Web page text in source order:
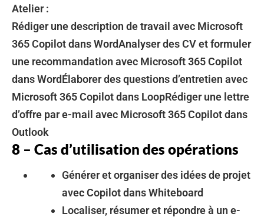
Atelier :
Rédiger une description de travail avec Microsoft
365 Copilot dans WordAnalyser des CV et formuler
une recommandation avec Microsoft 365 Copilot
dans WordÉlaborer des questions d’entretien avec
Microsoft 365 Copilot dans LoopRédiger une lettre
d’offre par e-mail avec Microsoft 365 Copilot dans
Outlook
8 – Cas d’utilisation des opérations
Générer et organiser des idées de projet
avec Copilot dans Whiteboard
Localiser, résumer et répondre à un e-